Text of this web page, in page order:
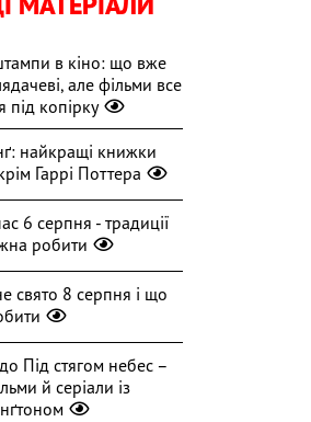
в кіно: що вже
але фільми все
під копірку
найкращі книжки
Гаррі Поттера
6 серпня - традиції
робити
свято 8 серпня і що
Під стягом небес –
й серіали із